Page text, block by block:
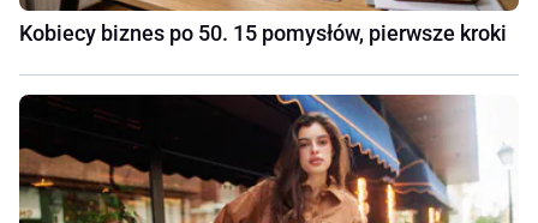
Kobiecy biznes po 50. 15 pomysłów, pierwsze kroki